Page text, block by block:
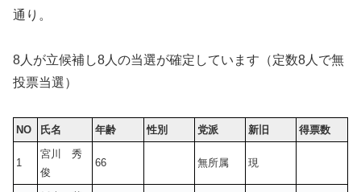
通り。
8人が立候補し8人の当選が確定しています（定数8人で無
投票当選）
NO 氏名 年齢 性別 党派 新旧 得票数
1
宮川 秀
俊
66 無所属 現